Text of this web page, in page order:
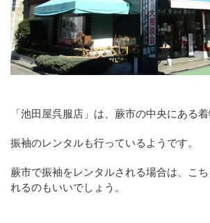
「池田屋呉服店」は、蕨市の中央にある着
振袖のレンタルも行っているようです。
蕨市で振袖をレンタルされる場合は、こ
れるのもいいでしょう。